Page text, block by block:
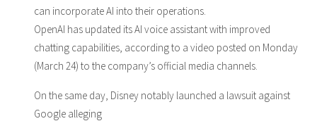
can incorporate AI into their operations.
OpenAI has updated its AI voice assistant with improved
chatting capabilities, according to a video posted on Monday
(March 24) to the company’s official media channels.
On the same day, Disney notably launched a lawsuit against
Google alleging